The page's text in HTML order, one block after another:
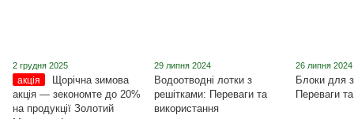
2 грудня 2025
акція
Щорічна зимова
акція ― зекономте до 20%
на продукції Золотий
29 липня 2024
Водоотводні лотки з
решітками: Переваги та
використання
26 липня 2024
Блоки для
Переваги